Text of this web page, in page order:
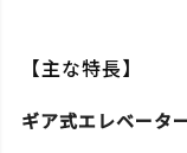
【主な特長】
ギア式エレベータ